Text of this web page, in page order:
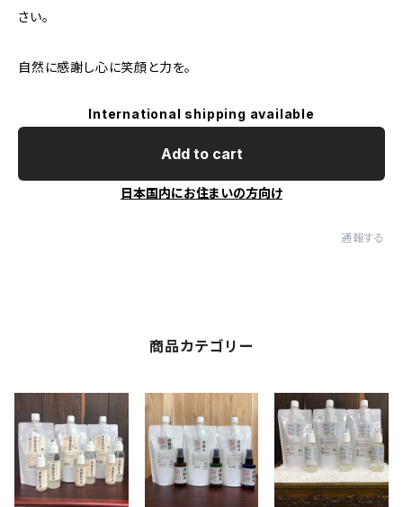
さい。
自然に感謝し心に笑顔と力を。
International shipping available
Add to cart
日本国内にお住まいの方向け
通報する
商品カテゴリー